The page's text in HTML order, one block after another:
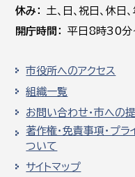
休み
土､日､祝日、休
開庁時間
平日8時30
市役所へのアクセス
組織一覧
お問い合わせ・市への
著作権・免責事項・プラ
ついて
サイトマップ